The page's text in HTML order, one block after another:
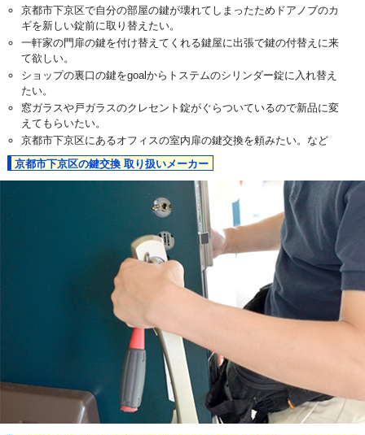
京都市下京区で自分の部屋の鍵が壊れてしまったためドアノブのカ
ギを新しい錠前に取り替えたい。
一軒家の門扉の鍵を付け替えてくれる鍵屋に出張で鍵の付替えに来
て欲しい。
ショップの裏口の鍵をgoalからトステムのシリンダー錠に入れ替え
たい。
窓ガラスや戸ガラスのクレセント錠がぐらついているので新品に変
えてもらいたい。
京都市下京区にあるオフィスの室内扉の鍵交換を頼みたい。など
京都市下京区の鍵交換 取り扱いメーカー